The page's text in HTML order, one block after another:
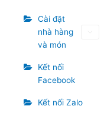
Cài đặt
nhà hàng
và món
Kết nối
Facebook
Kết nối Zalo